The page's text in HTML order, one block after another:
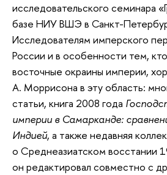
исследовательского семинара
базе НИУ ВШЭ в Санкт-
Исследователям имперского
России и в особенности тем,
восточные окраины империи,
А. Моррисона в эту область:
статьи, книга 2008 года
империи в Самарканде:
Индией, а также недавняя
о Среднеазиатском восстании
он редактировал совместно с